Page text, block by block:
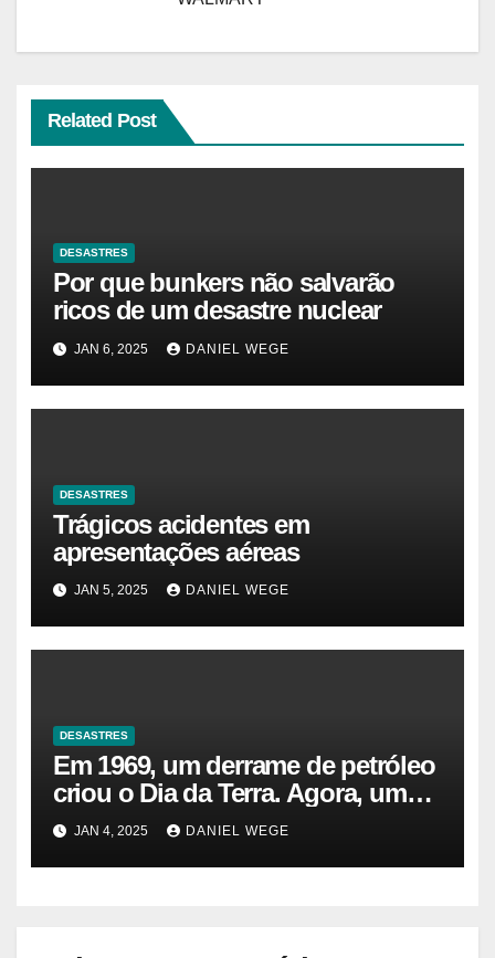
Related Post
DESASTRES
Por que bunkers não salvarão
ricos de um desastre nuclear
JAN 6, 2025 DANIEL WEGE
DESASTRES
Trágicos acidentes em
apresentações aéreas
JAN 5, 2025 DANIEL WEGE
DESASTRES
Em 1969, um derrame de petróleo
criou o Dia da Terra. Agora, um
gasoduto pode reabrir |
JAN 4, 2025 DANIEL WEGE